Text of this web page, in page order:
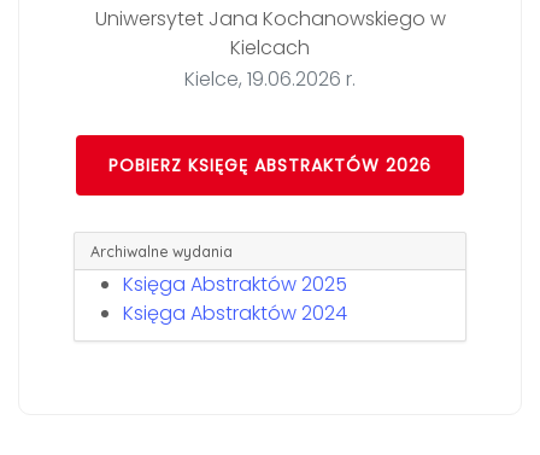
Uniwersytet Jana Kochanowskiego w
Kielcach
Kielce, 19.06.2026 r.
POBIERZ KSIĘGĘ ABSTRAKTÓW 2026
Archiwalne wydania
Księga Abstraktów 2025
Księga Abstraktów 2024